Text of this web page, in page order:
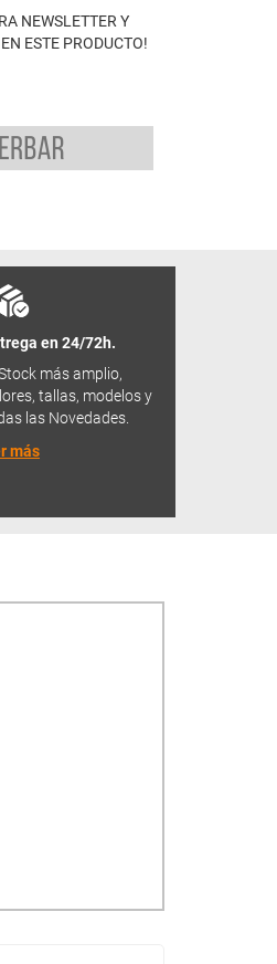
NEWSLETTER Y
ESTE PRODUCTO!
en 24/72h.
más amplio,
tallas, modelos y
las Novedades.
más